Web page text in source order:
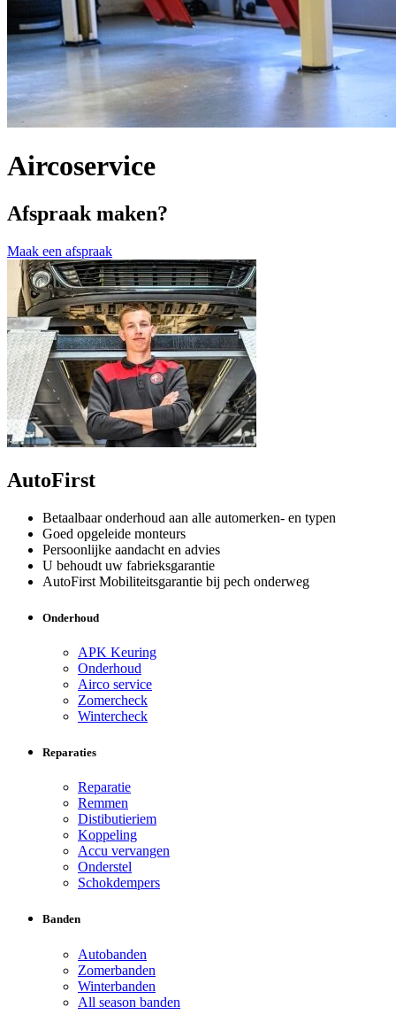
Aircoservice
Afspraak maken?
Maak een afspraak
AutoFirst
Betaalbaar onderhoud aan alle automerken- en typen
Goed opgeleide monteurs
Persoonlijke aandacht en advies
U behoudt uw fabrieksgarantie
AutoFirst Mobiliteitsgarantie bij pech onderweg
Onderhoud
APK Keuring
Onderhoud
Airco service
Zomercheck
Wintercheck
Reparaties
Reparatie
Remmen
Distibutieriem
Koppeling
Accu vervangen
Onderstel
Schokdempers
Banden
Autobanden
Zomerbanden
Winterbanden
All season banden